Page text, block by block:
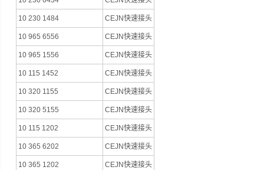
10 230 1484 CEJN快速接头
10 965 6556 CEJN快速接头
10 965 1556 CEJN快速接头
10 115 1452 CEJN快速接头
10 320 1155 CEJN快速接头
10 320 5155 CEJN快速接头
10 115 1202 CEJN快速接头
10 365 6202 CEJN快速接头
10 365 1202 CEJN快速接头